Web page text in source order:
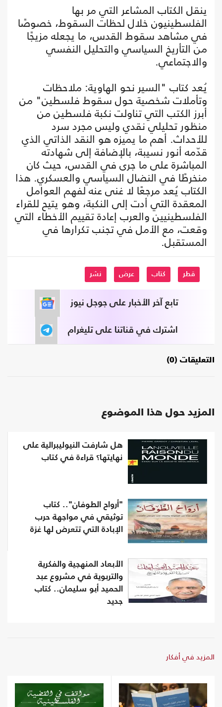
ينقل الكتاب المشاعر التي مر بها
الفلسطينيون خلال لحظات السقوط، خصوصًا
في مشاهد سقوط القدس، ما يجعله مزيجًا
من التأريخ السياسي والتحليل النفسي
والاجتماعي.
يُعد كتاب "السير نحو الهاوية: ملاحظات
وتأملات شخصية حول سقوط فلسطين" من
أبرز الكتب التي تناولت نكبة فلسطين من
منظور تحليلي نقدي وليس مجرد سرد
للأحداث. أهم ما يميزه هو النقد الذاتي الذي
قدّمه أنور نسيبة، بالإضافة إلى شهادته
المباشرة على ما جرى في القدس، حيث كان
منخرطًا في النضال السياسي والعسكري. هذا
الكتاب يُعد مرجعًا لا غنى عنه لفهم العوامل
المعقدة التي أدت إلى النكبة، وهو يتيح للقراء
الفلسطينيين والعرب إعادة تقييم الأخطاء التي
وقعت، مع الأمل في تجنب تكرارها في
المستقبل.
قطر كتاب عرض نشر
تابع آخر الأخبار على جوجل نيوز
اشترك في قناتنا على تليغرام
التعليقات (0)
المزيد حول هذا الموضوع
هل شارفت النيوليبرالية على
نهايتها؟ قراءة في كتاب
"أرواح الطوفان".. كتاب
توثيقي في مواجهة حرب
الإبادة التي تتعرض لها غزة
الأبعاد المنهجية والفكرية
والتربوية في مشروع عبد
الحميد أبو سليمان.. كتاب
جديد
المزيد في أفكار